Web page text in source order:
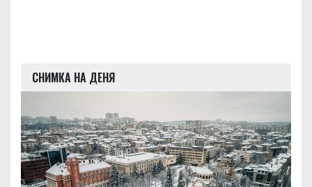
СНИМКА НА ДЕНЯ